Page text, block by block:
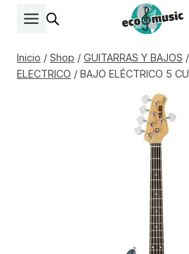
Inicio / Shop / GUITARRAS Y BAJOS /
ELECTRICO / BAJO ELÉCTRICO 5